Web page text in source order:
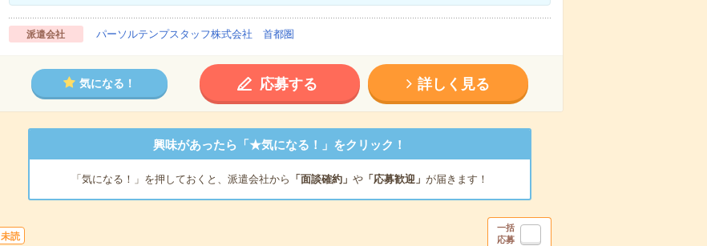
派遣会社 パーソルテンプスタッフ株式会社 首都圏
気になる！ 応募する 詳しく見る
興味があったら「★気になる！」をクリック！
「気になる！」を押しておくと、派遣会社から 「面談確約」 や「応募歓迎」 が届きます！
未読
一括
応募